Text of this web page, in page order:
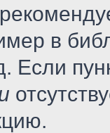
в
Если